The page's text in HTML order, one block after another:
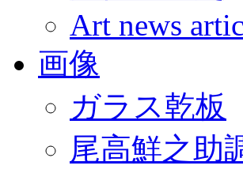
Art news
画像
ガラス乾板
尾高鮮之助